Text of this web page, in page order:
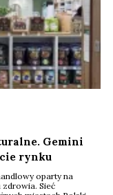
Gemini
rynku
oparty na
Sieć